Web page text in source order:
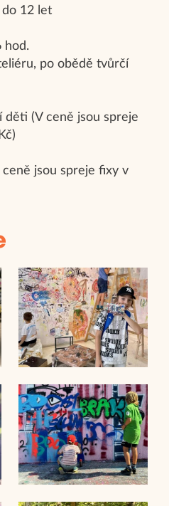
12 let
hod.
po obědě tvůrčí
děti (V ceně jsou spreje
jsou spreje fixy v